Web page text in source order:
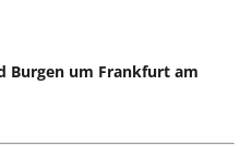
Burgen um Frankfurt am